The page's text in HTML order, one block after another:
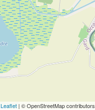
Leaflet | © OpenStreetMap contributors